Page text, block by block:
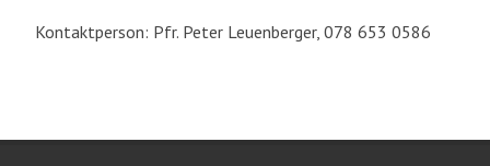
Kontaktperson: Pfr. Peter Leuenberger, 078 653 0586